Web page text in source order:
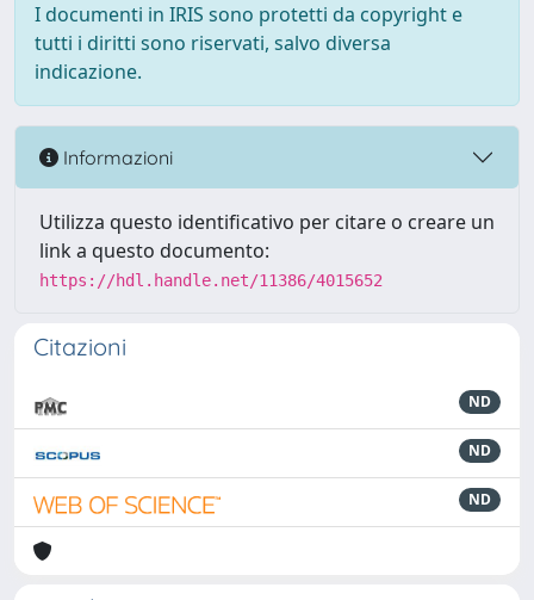
I documenti in IRIS sono protetti da copyright e
tutti i diritti sono riservati, salvo diversa
indicazione.
Informazioni
Utilizza questo identificativo per citare o creare un
link a questo documento:
https://hdl.handle.net/11386/4015652
Citazioni
ND
ND
ND